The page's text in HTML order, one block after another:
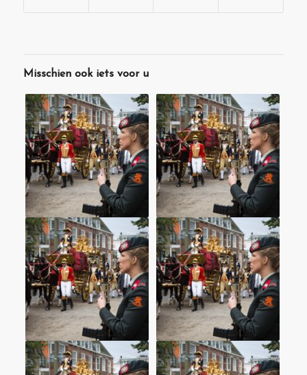
Misschien ook iets voor u